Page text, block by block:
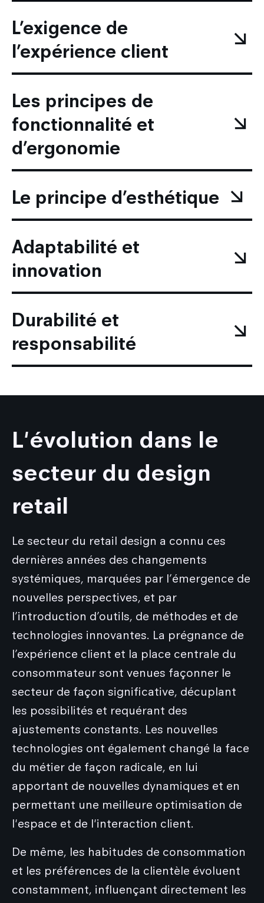
L’exigence de
l’expérience client
Les principes de
fonctionnalité et
d’ergonomie
Le principe d’esthétique
Adaptabilité et
innovation
Durabilité et
responsabilité
L'évolution dans le
secteur du design
retail
Le secteur du retail design a connu ces
dernières années des changements
systémiques, marquées par l’émergence de
nouvelles perspectives, et par
l’introduction d’outils, de méthodes et de
technologies innovantes. La prégnance de
l’expérience client et la place centrale du
consommateur sont venues façonner le
secteur de façon significative, décuplant
les possibilités et requérant des
ajustements constants. Les nouvelles
technologies ont également changé la face
du métier de façon radicale, en lui
apportant de nouvelles dynamiques et en
permettant une meilleure optimisation de
l'espace et de l'interaction client.
De même, les habitudes de consommation
et les préférences de la clientèle évoluent
constamment, influençant directement les